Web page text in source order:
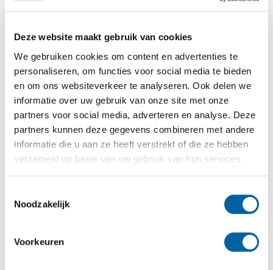
Deze website maakt gebruik van cookies
We gebruiken cookies om content en advertenties te
personaliseren, om functies voor social media te bieden
en om ons websiteverkeer te analyseren. Ook delen we
informatie over uw gebruik van onze site met onze
partners voor social media, adverteren en analyse. Deze
partners kunnen deze gegevens combineren met andere
informatie die u aan ze heeft verstrekt of die ze hebben
verzameld op basis van uw gebruik van hun services.
Noodzakelijk
Voorkeuren